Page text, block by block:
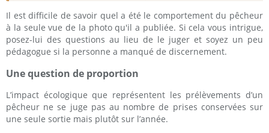
Il est difficile de savoir quel a été le comportement du pêcheur
à la seule vue de la photo qu'il a publiée. Si cela vous intrigue,
posez-lui des questions au lieu de le juger et soyez un peu
pédagogue si la personne a manqué de discernement.
Une question de proportion
L’impact écologique que représentent les prélèvements d’un
pêcheur ne se juge pas au nombre de prises conservées sur
une seule sortie mais plutôt sur l’année.